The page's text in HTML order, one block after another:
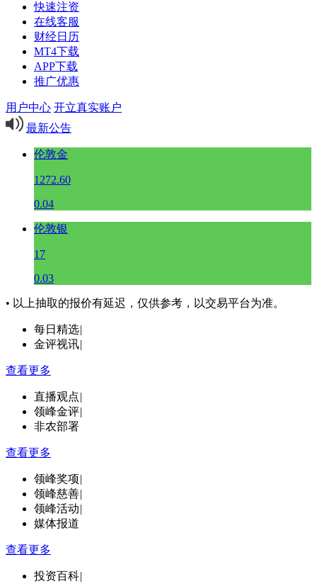
快速注资
在线客服
财经日历
MT4下载
APP下载
推广优惠
用户中心 开立真实账户
最新公告
伦敦金
1272.60
0.04
伦敦银
17
0.03
• 以上抽取的报价有延迟，仅供参考，以交易平台为准。
每日精选|
金评视讯|
查看更多
直播观点|
领峰金评|
非农部署
查看更多
领峰奖项|
领峰慈善|
领峰活动|
媒体报道
查看更多
投资百科|